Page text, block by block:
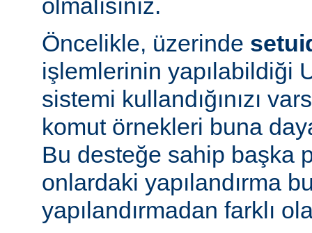
olmalısınız.
Öncelikle, üzerinde
işlemlerinin yapılabildiği
sistemi kullandığınızı
komut örnekleri buna
Bu desteğe sahip başka
onlardaki yapılandırma
yapılandırmadan farklı